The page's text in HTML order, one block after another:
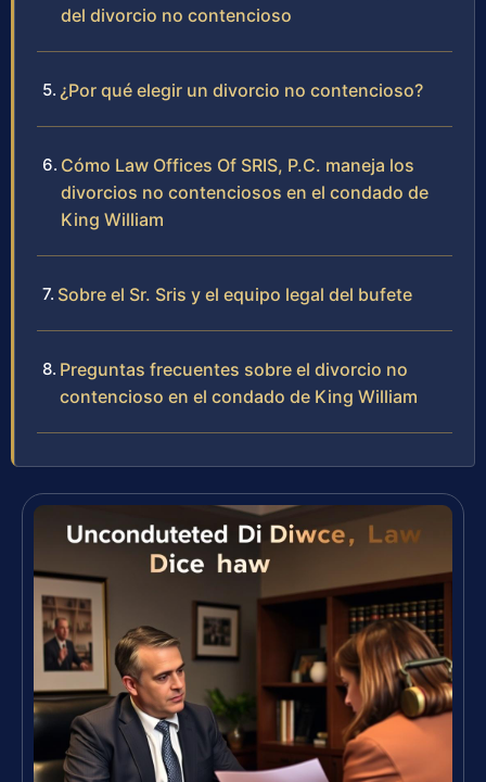
del divorcio no contencioso
¿Por qué elegir un divorcio no contencioso?
Cómo Law Offices Of SRIS, P.C. maneja los
divorcios no contenciosos en el condado de
King William
Sobre el Sr. Sris y el equipo legal del bufete
Preguntas frecuentes sobre el divorcio no
contencioso en el condado de King William